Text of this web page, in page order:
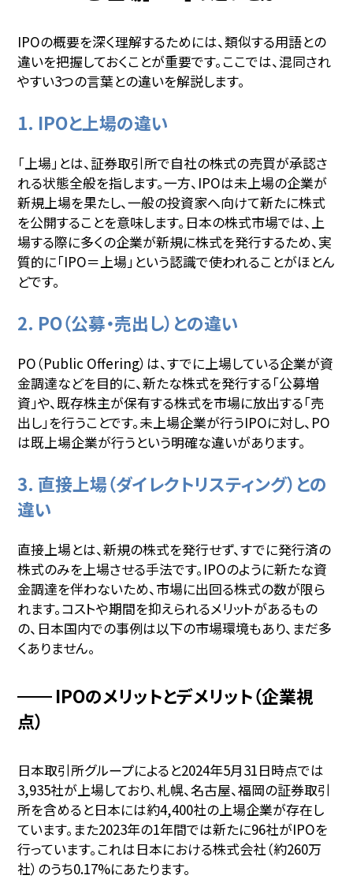
IPOの概要を深く理解するためには、類似する用語との
違いを把握しておくことが重要です。ここでは、混同され
やすい3つの言葉との違いを解説します。
1. IPOと上場の違い
「上場」とは、証券取引所で自社の株式の売買が承認さ
れる状態全般を指します。一方、IPOは未上場の企業が
新規上場を果たし、一般の投資家へ向けて新たに株式
を公開することを意味します。日本の株式市場では、上
場する際に多くの企業が新規に株式を発行するため、実
質的に「IPO＝上場」という認識で使われることがほとん
どです。
2. PO（公募・売出し）との違い
PO（Public Offering）は、すでに上場している企業が資
金調達などを目的に、新たな株式を発行する「公募増
資」や、既存株主が保有する株式を市場に放出する「売
出し」を行うことです。未上場企業が行うIPOに対し、PO
は既上場企業が行うという明確な違いがあります。
3. 直接上場（ダイレクトリスティング）との
違い
直接上場とは、新規の株式を発行せず、すでに発行済の
株式のみを上場させる手法です。IPOのように新たな資
金調達を伴わないため、市場に出回る株式の数が限ら
れます。コストや期間を抑えられるメリットがあるもの
の、日本国内での事例は以下の市場環境もあり、まだ多
くありません。
IPOのメリットとデメリット（企業視
点）
日本取引所グループによると2024年5月31日時点では
3,935社が上場しており、札幌、名古屋、福岡の証券取引
所を含めると日本には約4,400社の上場企業が存在し
ています。また2023年の1年間では新たに96社がIPOを
行っています。これは日本における株式会社（約260万
社）のうち0.17%にあたります。